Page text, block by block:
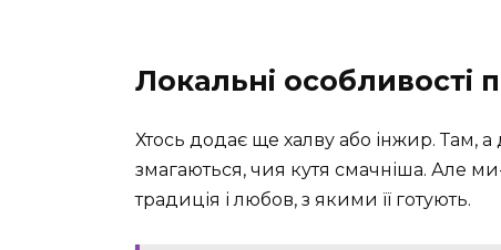
Локальні особливості
Хтось додає ще халву або інжир. Там,
змагаються, чия кутя смачніша. Але
традиція і любов, з якими її готують.